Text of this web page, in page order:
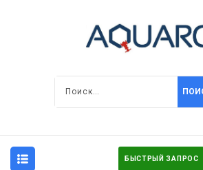
БЫСТРЫЙ ЗАПРОС